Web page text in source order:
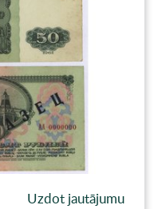
Uzdot jautājumu